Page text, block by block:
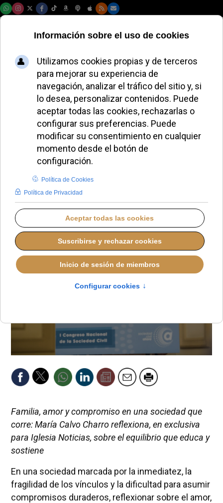
María Calvo: “El
amor no es sentir, es
un ejercicio de la
voluntad”
JAVIER RUIZ ARREGUI
FAMILIA CRISTIANA
MARTES, 30 DICIEMBRE 2025 16:54
Familia, amor y compromiso en una sociedad que
corre: María Calvo Charro reflexiona, en exclusiva
para Iglesia Noticias, sobre el equilibrio que educa y
sostiene
En una sociedad marcada por la inmediatez, la
fragilidad de los vínculos y la dificultad para asumir
compromisos duraderos, reflexionar sobre el amor,